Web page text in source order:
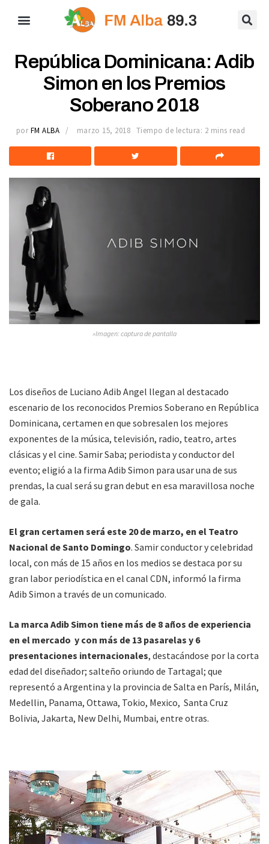
República Dominicana: Adib
Simon en los Premios
Soberano 2018
por FM ALBA marzo 15, 2018 Tiempo de lectura: 2 mins read
»Imagen: captura de pantalla
Los diseños de Luciano Adib Angel llegan al destacado
escenario de los reconocidos Premios Soberano en República
Dominicana, certamen en que sobresalen los mejores
exponentes de la música, televisión, radio, teatro, artes
clásicas y el cine. Samir Saba; periodista y conductor del
evento; eligió a la firma Adib Simon para usar una de sus
prendas, la cual será su gran debut en esa maravillosa noche
de gala.
El gran certamen será este 20 de marzo, en el Teatro
Nacional de Santo Domingo. Samir conductor y celebridad
local, con más de 15 años en los medios se destaca por su
gran labor periodística en el canal CDN, informó la firma
Adib Simon a través de un comunicado.
La marca Adib Simon tiene más de 8 años de experiencia
en el mercado y con más de 13 pasarelas y 6
presentaciones internacionales, destacándose por la corta
edad del diseñador; salteño oriundo de Tartagal; que
representó a Argentina y la provincia de Salta en París, Milán,
Medellin, Panama, Ottawa, Tokio, Mexico, Santa Cruz
Bolivia, Jakarta, New Delhi, Mumbai, entre otras.